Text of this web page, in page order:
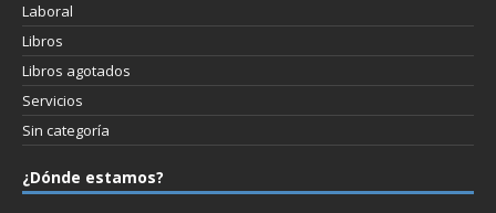
Laboral
Libros
Libros agotados
Servicios
Sin categoría
¿Dónde estamos?